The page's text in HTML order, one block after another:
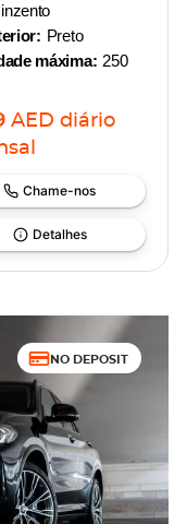
Preto
máxima: 250
AED diário
Chame-nos
Detalhes
NO DEPOSIT